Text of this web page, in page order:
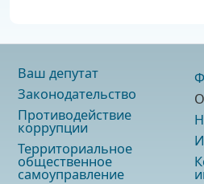
Ваш депутат
Законодательство
Противодействие
коррупции
Территориальное
общественное
самоуправление